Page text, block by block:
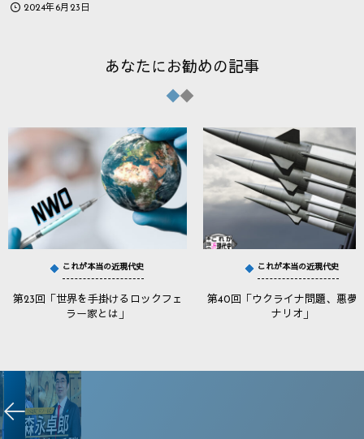
2024年6月23日
あなたにお勧めの記事
これが本当の近現代史
第23回「世界を手掛けるロックフェ
ラー家とは」
これが本当の近現代史
第40回「ウクライナ問題、悪夢
ナリオ」